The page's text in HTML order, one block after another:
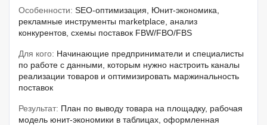
Особенности: SEO-оптимизация, Юнит-экономика,
рекламные инструменты marketplace, анализ
конкурентов, схемы поставок FBW/FBO/FBS
Для кого: Начинающие предприниматели и специалисты
по работе с данными, которым нужно настроить каналы
реализации товаров и оптимизировать маржинальность
поставок
Результат: План по выводу товара на площадку, рабочая
модель юнит-экономики в таблицах, оформленная